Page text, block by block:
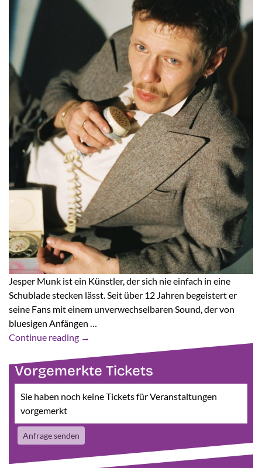
Jesper Munk ist ein Künstler, der sich nie einfach in eine
Schublade stecken lässt. Seit über 12 Jahren begeistert er
seine Fans mit einem unverwechselbaren Sound, der von
bluesigen Anfängen …
Continue reading →
Vorgemerkte Tickets
Sie haben noch keine Tickets für Veranstaltungen
vorgemerkt
Anfrage senden